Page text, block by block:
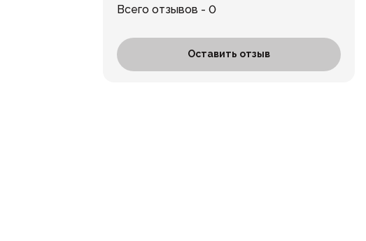
Всего отзывов - 0
Оставить отзыв